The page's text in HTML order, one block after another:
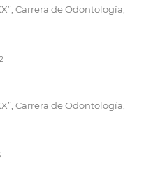
Carrera de Odontología,
Carrera de Odontología,